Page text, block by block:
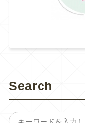
Search